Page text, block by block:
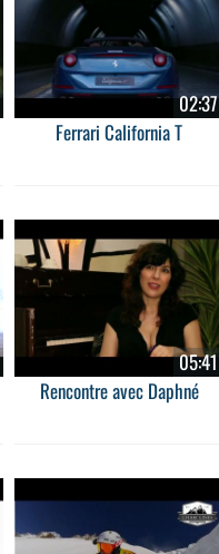
02:37
Ferrari California T
05:41
Rencontre avec Daphné